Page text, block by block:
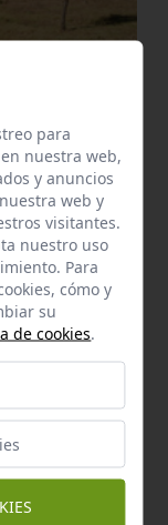
para
nuestra web,
y anuncios
web y
visitantes.
nuestro uso
Para
cómo y
su
de cookies.